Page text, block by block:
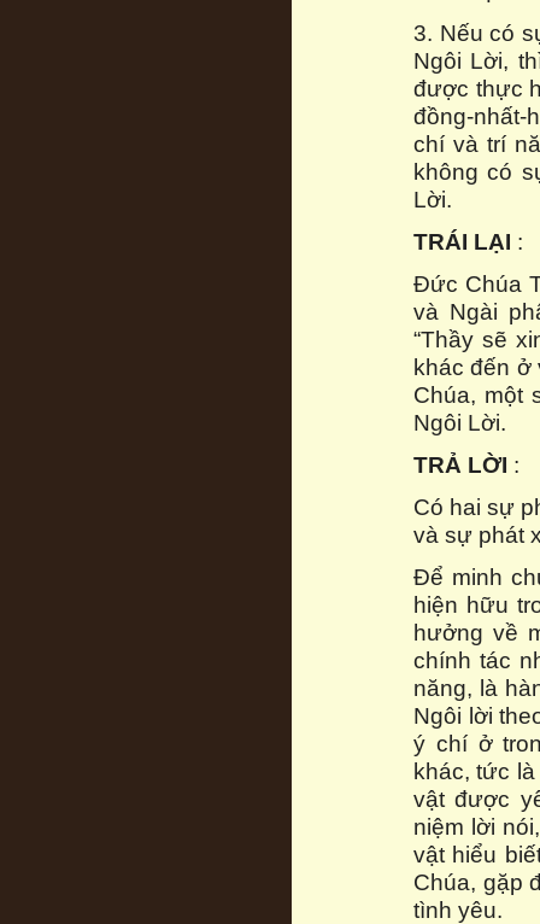
3. Nếu có
Ngôi Lời,
được thực
đồng-nhất-
chí và trí
không có
Lời.
TRÁI LẠI :
Đức Chúa
và Ngài
“Thầy sẽ
khác đến ở
Chúa, một
Ngôi Lời.
TRẢ LỜI :
Có hai sự
và sự phát
Để minh
hiện hữu
hưởng về
chính tác
năng, là
Ngôi lời
ý chí ở
khác, tức
vật được
niệm lời
vật hiểu
Chúa, gặp
tình yêu.